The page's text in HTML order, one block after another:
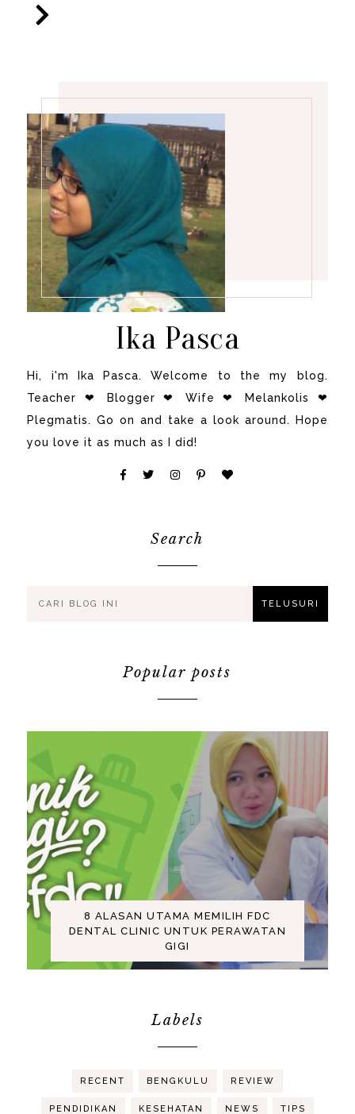
Ika Pasca
Hi, i'm Ika Pasca. Welcome to the my blog.
Teacher ❤ Blogger ❤ Wife ❤ Melankolis ❤
Plegmatis. Go on and take a look around. Hope
you love it as much as I did!
Search
Popular posts
8 ALASAN UTAMA MEMILIH FDC
DENTAL CLINIC UNTUK PERAWATAN
GIGI
Labels
RECENT BENGKULU REVIEW
PENDIDIKAN KESEHATAN NEWS TIPS